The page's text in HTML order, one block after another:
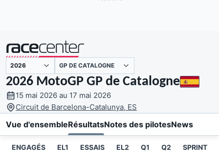
présenté par GP DE CATALOGNE
2026 MotoGP GP de Catalogne
15 mai 2026 au 17 mai 2026
Circuit de Barcelona-Catalunya, ES
Vue d'ensembleRésultatsNotes des pilotesNews
ENGAGÉS EL1 ESSAIS EL2 Q1 Q2 SPRINT